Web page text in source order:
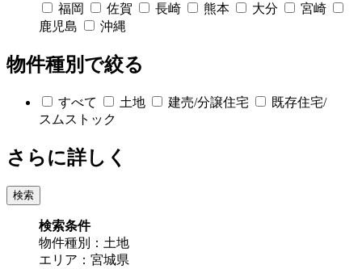
福岡
佐賀 長崎 熊本 大分
宮崎
鹿児島
沖縄
物件種別で絞る
すべて 土地 建売/分譲住宅
既存住宅/
スムストック
さらに詳しく
検索条件
物件種別：土地
エリア：宮城県